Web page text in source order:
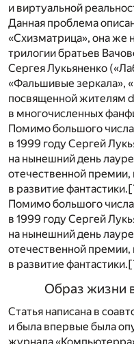
и виртуальной
Данная проблема
«Схизматрица», она же
трилогии братьев
Сергея Лукьяненко
«Фальшивые зеркала»,
посвященной жителям
в многочисленных
Помимо большого
в 1999 году Сергей
на нынешний день
отечественной
в развитие
Помимо большого
в 1999 году Сергей
на нынешний день
отечественной
в развитие
Образ жизни
Статья написана в
и была впервые была